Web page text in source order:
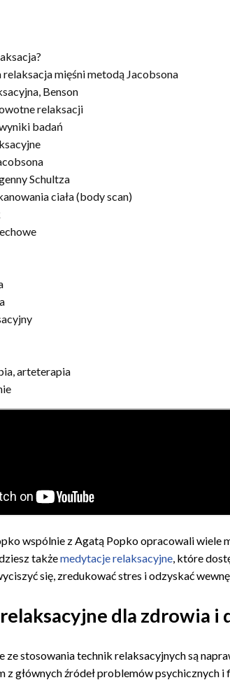
relaksacja mięśni metodą Jacobsona
Benson
relaksacji
badań
Schultza
ciała (body scan)
arteterapia
wspólnie z Agatą Popko opracowali wiele
takżemedytacje relaksacyjne , które
się, zredukować stres i odzyskać
dla zdrowia i
ze stosowania technik relaksacyjnych są
z głównych źródeł problemów